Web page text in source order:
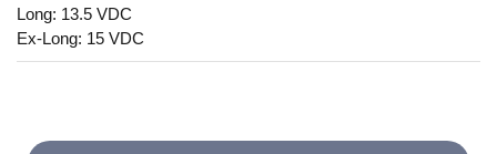
Long: 13.5 VDC
Ex-Long: 15 VDC